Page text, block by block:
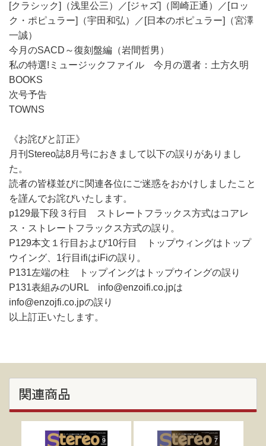
[クラシック]（浅里公三）／[ジャズ]（岡崎正通）／[ロッ
ク・ポピュラー]（宇田和弘）／[日本のポピュラー]（宮澤
一誠）
今月のSACD～復刻盤編（岩間哲男）
私の特選!ミュージックファイル 今月の選者：土方久明
BOOKS
次号予告
TOWNS
《お詫びと訂正》
月刊Stereo誌8月号におきまして以下の誤りがありまし
た。
読者の皆様並びに関連各位にご迷惑をおかけしましたこと
を謹んでお詫びいたします。
p129最下段３行目 ストレートフラックス方式はコアレ
ス・ストレートフラックス方式の誤り。
P129本文１行目および10行目 トップウィングはトップ
ウイング、1行目ifiはiFiの誤り。
P131左端の柱 トップイングはトップウイングの誤り
P131表組みのURL info@enzoifi.co.jpは
info@enzojfi.co.jpの誤り
以上訂正いたします。
関連商品